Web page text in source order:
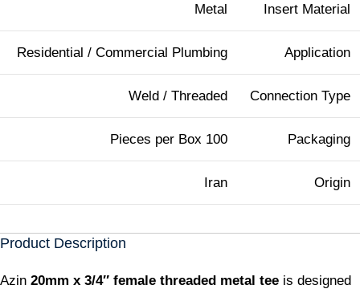
Insert Material
Metal
Application
Residential / Commercial Plumbing
Connection Type
Weld / Threaded
Packaging
100 Pieces per Box
Origin
Iran
Product Description
Azin 20mm x 3/4″ female threaded metal tee is designed